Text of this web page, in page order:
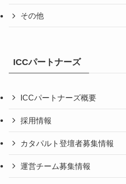
その他
ICCパートナーズ
ICCパートナーズ概要
採用情報
カタパルト登壇者募集情報
運営チーム募集情報